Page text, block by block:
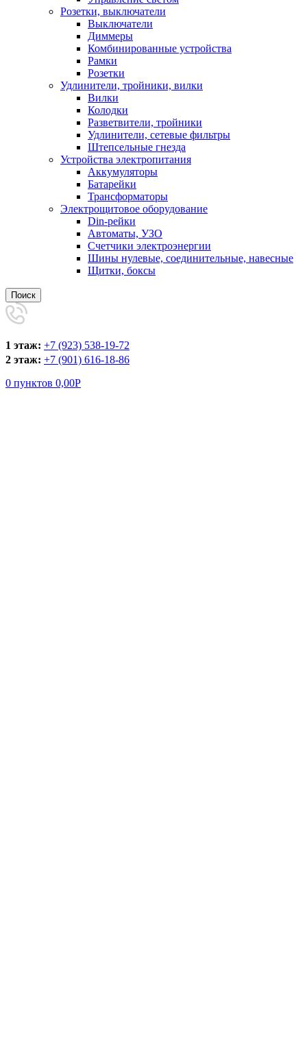
Розетки, выключатели
Выключатели
Диммеры
Комбинированные устройства
Рамки
Розетки
Удлинители, тройники, вилки
Вилки
Колодки
Разветвители, тройники
Удлинители, сетевые фильтры
Штепсельные гнезда
Устройства электропитания
Аккумуляторы
Батарейки
Трансформаторы
Электрощитовое оборудование
Din-рейки
Автоматы, УЗО
Счетчики электроэнергии
Шины нулевые, соединительные, навесные
Щитки, боксы
Поиск
1 этаж: +7 (923) 538-19-72
2 этаж: +7 (901) 616-18-86
0 пунктов 0,00Р